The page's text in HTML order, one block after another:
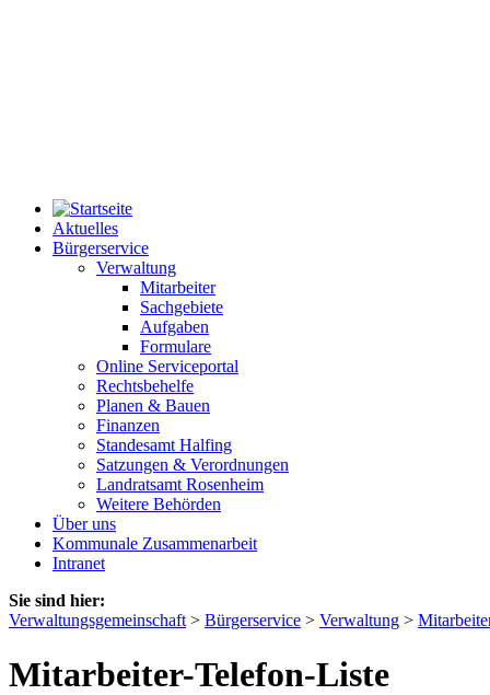
Aktuelles
Bürgerservice
Verwaltung
Mitarbeiter
Sachgebiete
Aufgaben
Formulare
Online Serviceportal
Rechtsbehelfe
Planen & Bauen
Finanzen
Standesamt Halfing
Satzungen & Verordnungen
Landratsamt Rosenheim
Weitere Behörden
Über uns
Kommunale Zusammenarbeit
Intranet
Sie sind hier:
Verwaltungsgemeinschaft > Bürgerservice > Verwaltung >
Mitarbeiter-Telefon-Liste